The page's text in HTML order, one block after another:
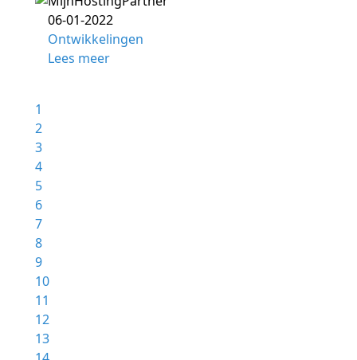
06-01-2022
Ontwikkelingen
Lees meer
1
2
3
4
5
6
7
8
9
10
11
12
13